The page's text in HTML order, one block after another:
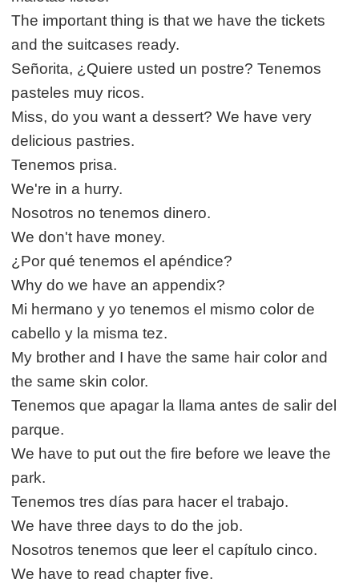
The important thing is that we have the tickets
and the suitcases ready.
Señorita, ¿Quiere usted un postre? Tenemos
pasteles muy ricos.
Miss, do you want a dessert? We have very
delicious pastries.
Tenemos prisa.
We're in a hurry.
Nosotros no tenemos dinero.
We don't have money.
¿Por qué tenemos el apéndice?
Why do we have an appendix?
Mi hermano y yo tenemos el mismo color de
cabello y la misma tez.
My brother and I have the same hair color and
the same skin color.
Tenemos que apagar la llama antes de salir del
parque.
We have to put out the fire before we leave the
park.
Tenemos tres días para hacer el trabajo.
We have three days to do the job.
Nosotros tenemos que leer el capítulo cinco.
We have to read chapter five.